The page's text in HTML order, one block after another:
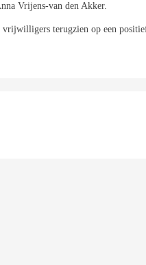
Vrijens-van den Akker.
terugzien op een